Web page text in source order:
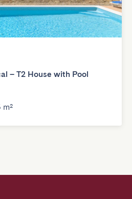
– T2 House with Pool
m²